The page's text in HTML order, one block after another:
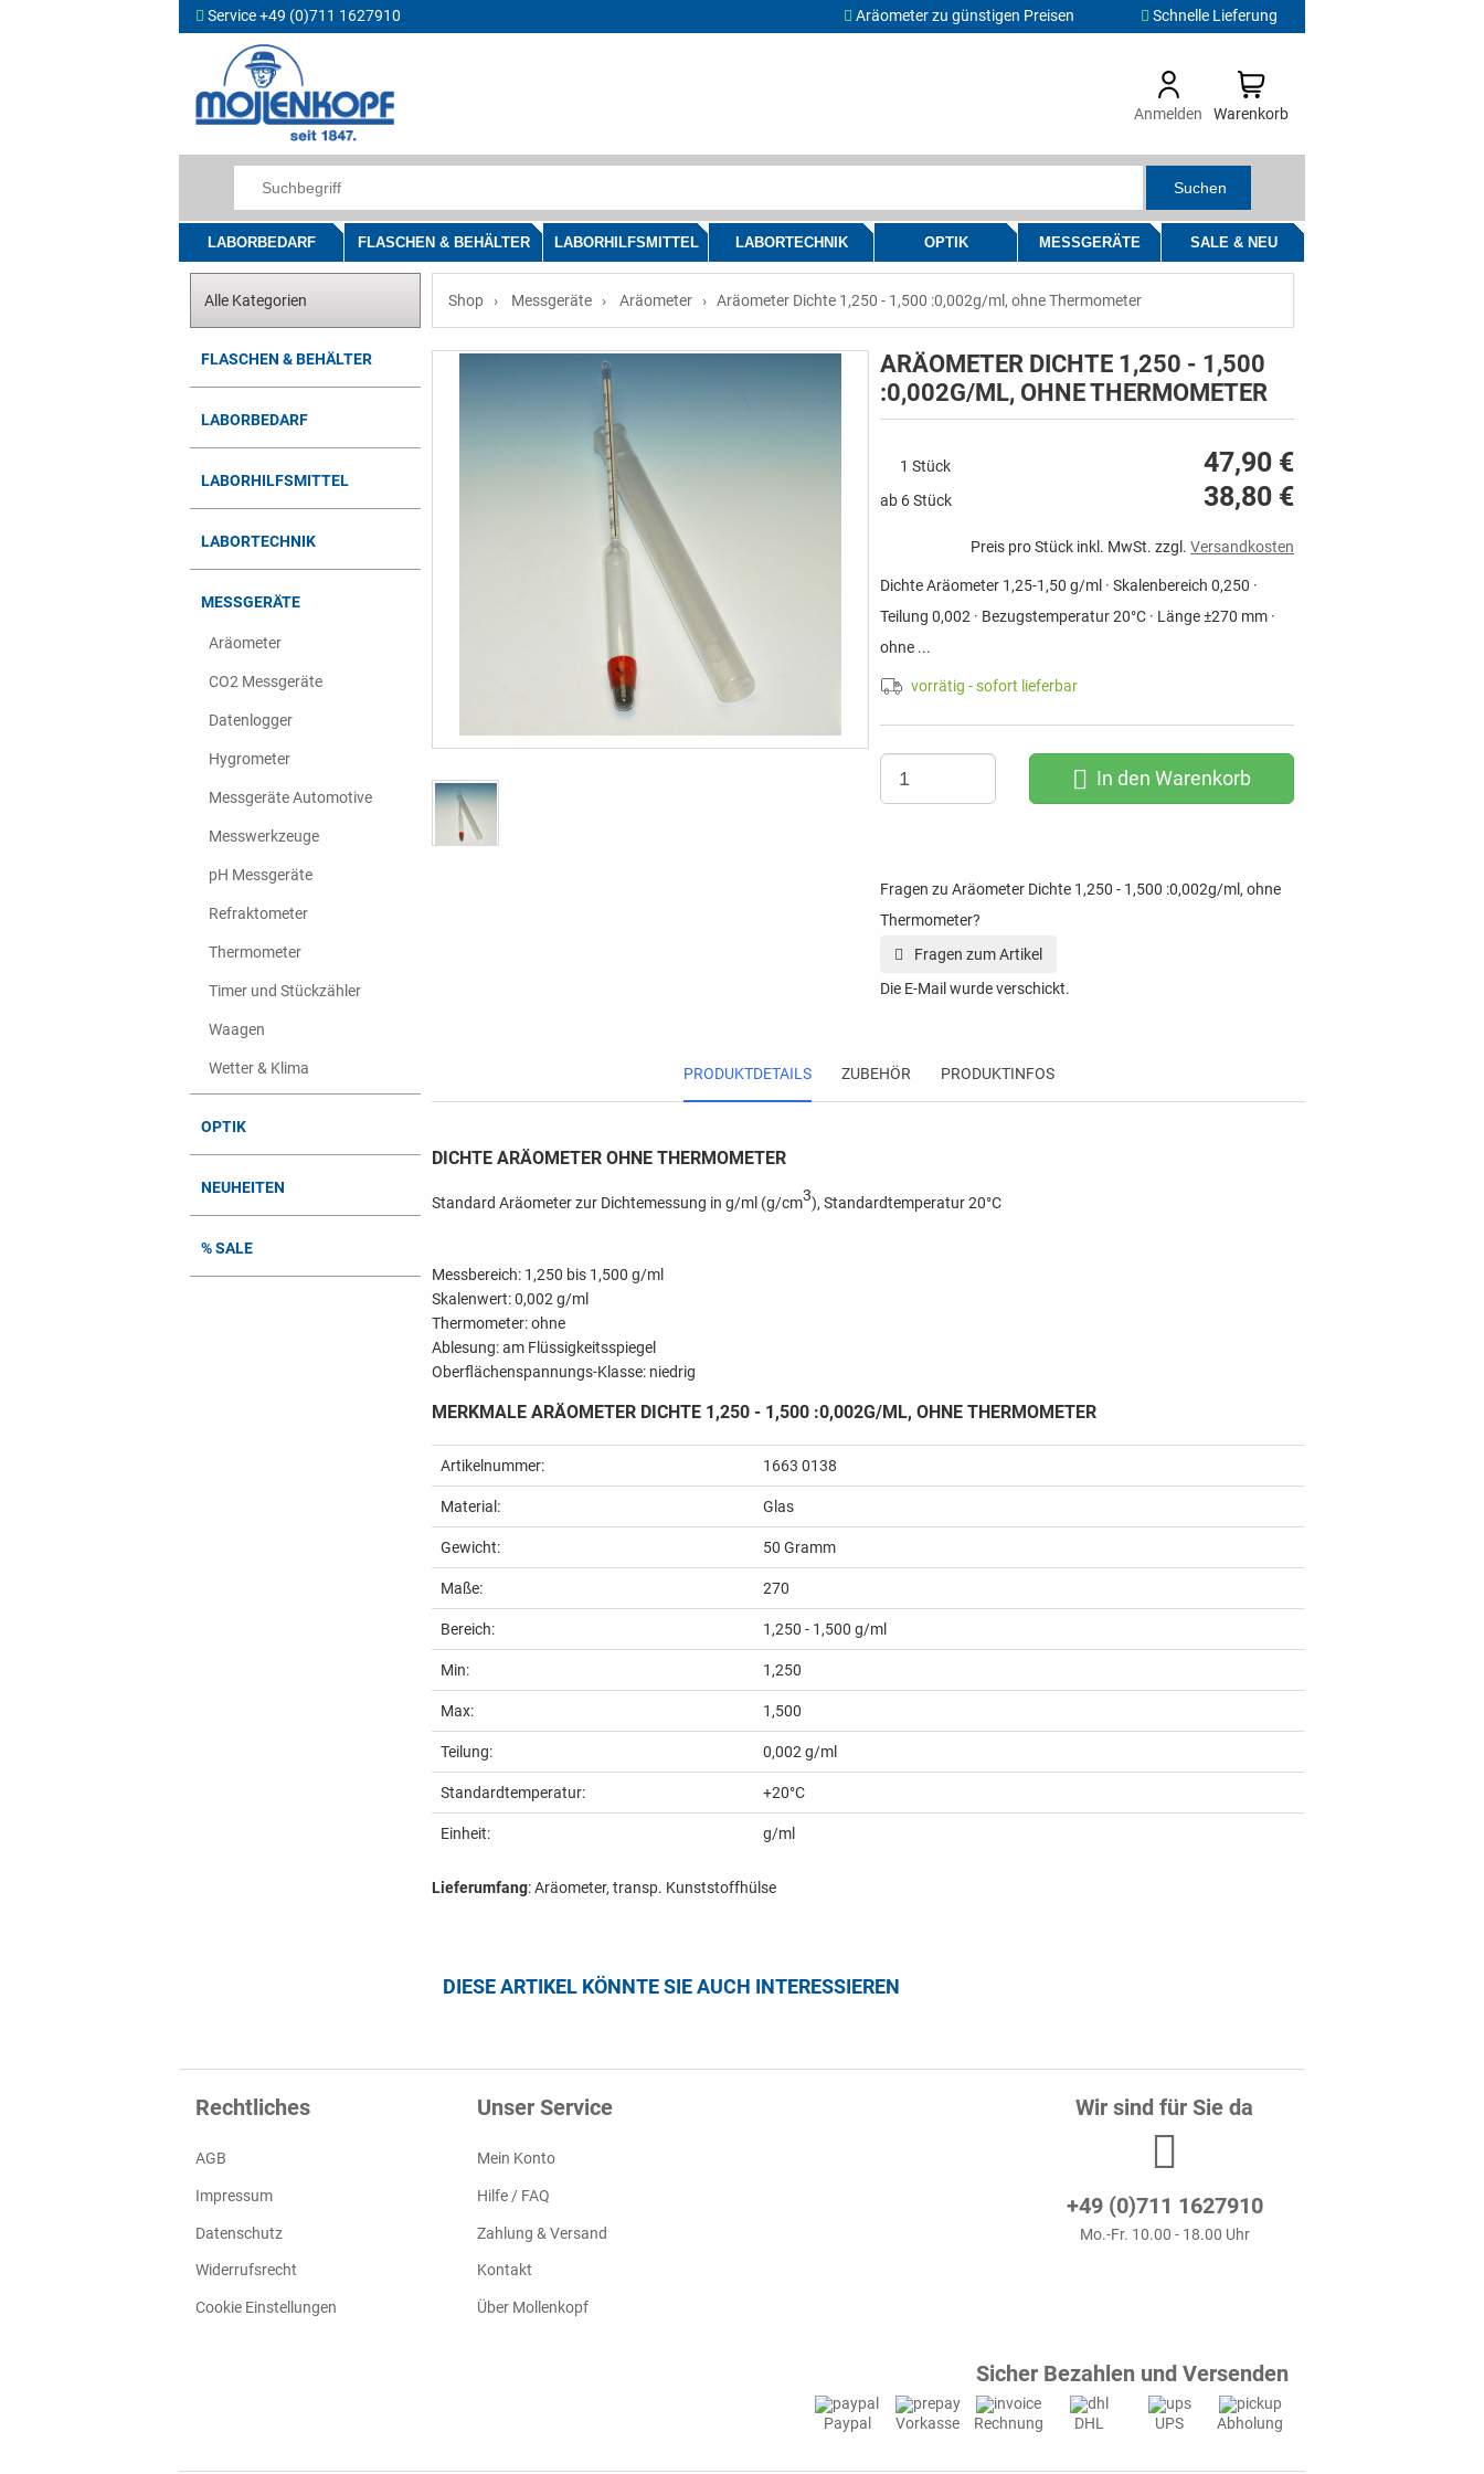
Service +49 (0)711 1627910 Aräometer zu günstigen Preisen Schnelle Lieferung
Anmelden Warenkorb
Suchen
LABORBEDARF FLASCHEN & BEHÄLTER LABORHILFSMITTEL LABORTECHNIK OPTIK MESSGERÄTE SALE & NEU
Alle Kategorien
FLASCHEN & BEHÄLTER
LABORBEDARF
LABORHILFSMITTEL
LABORTECHNIK
MESSGERÄTE
Aräometer
CO2 Messgeräte
Datenlogger
Hygrometer
Messgeräte Automotive
Messwerkzeuge
pH Messgeräte
Refraktometer
Thermometer
Timer und Stückzähler
Waagen
Wetter & Klima
OPTIK
NEUHEITEN
% SALE
Shop Messgeräte Aräometer Aräometer Dichte 1,250 - 1,500 :0,002g/ml, ohne Thermometer
ARÄOMETER DICHTE 1,250 - 1,500
:0,002G/ML, OHNE THERMOMETER
1 Stück 47,90 €
ab 6 Stück 38,80 €
Preis pro Stück inkl. MwSt. zzgl. Versandkosten
Dichte Aräometer 1,25-1,50 g/ml · Skalenbereich 0,250 ·
Teilung 0,002 · Bezugstemperatur 20°C · Länge ±270 mm ·
ohne ...
vorrätig - sofort lieferbar
In den Warenkorb
Fragen zu Aräometer Dichte 1,250 - 1,500 :0,002g/ml, ohne
Thermometer?
Fragen zum Artikel
Die E-Mail wurde verschickt.
PRODUKTDETAILS ZUBEHÖR PRODUKTINFOS
DICHTE ARÄOMETER OHNE THERMOMETER
Standard Aräometer zur Dichtemessung in g/ml (g/cm3), Standardtemperatur 20°C
Messbereich: 1,250 bis 1,500 g/ml
Skalenwert: 0,002 g/ml
Thermometer: ohne
Ablesung: am Flüssigkeitsspiegel
Oberflächenspannungs-Klasse: niedrig
MERKMALE ARÄOMETER DICHTE 1,250 - 1,500 :0,002G/ML, OHNE THERMOMETER
Artikelnummer: 1663 0138
Material: Glas
Gewicht: 50Gramm
Maße: 270
Bereich: 1,250 - 1,500 g/ml
Min: 1,250
Max: 1,500
Teilung: 0,002 g/ml
Standardtemperatur: +20°C
Einheit: g/ml
Lieferumfang: Aräometer, transp. Kunststoffhülse
DIESE ARTIKEL KÖNNTE SIE AUCH INTERESSIEREN
Rechtliches
AGB
Impressum
Datenschutz
Widerrufsrecht
Cookie Einstellungen
Unser Service
Mein Konto
Hilfe / FAQ
Zahlung & Versand
Kontakt
Über Mollenkopf
Wir sind für Sie da
+49 (0)711 1627910
Mo.-Fr. 10.00 - 18.00 Uhr
Sicher Bezahlen und Versenden
Paypal Vorkasse Rechnung DHL UPS Abholung